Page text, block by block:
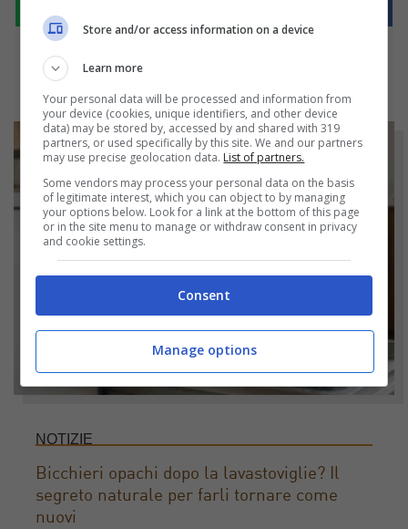
NOTIZIE
Bicchieri opachi dopo la lavastoviglie? Il
segreto naturale per farli tornare come
nuovi
Store and/or access information on a device
Learn more
Your personal data will be processed and information from
your device (cookies, unique identifiers, and other device
data) may be stored by, accessed by and shared with 319
partners, or used specifically by this site. We and our partners
may use precise geolocation data. List of partners.
Some vendors may process your personal data on the basis
of legitimate interest, which you can object to by managing
your options below. Look for a link at the bottom of this page
or in the site menu to manage or withdraw consent in privacy
and cookie settings.
Consent
Manage options